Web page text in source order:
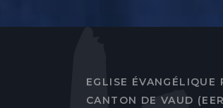
EGLISE ÉVANGÉLIQUE
CANTON DE VAUD